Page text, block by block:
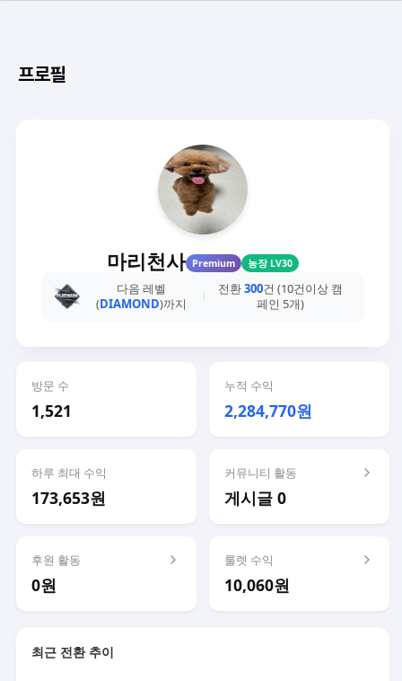
프로필
마리천사 Premium 농장 LV30
다음 레벨
(DIAMOND)까지
전환300건 (10건이상 캠
페인 5개)
방문 수
1,521
누적 수익
2,284,770원
하루 최대 수익
173,653원
커뮤니티 활동
게시글 0
후원 활동
0원
룰렛 수익
10,060원
최근 전환 추이